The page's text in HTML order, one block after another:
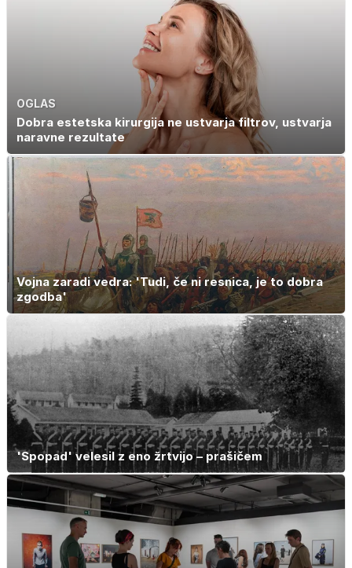
OGLAS
Dobra estetska kirurgija ne ustvarja filtrov, ustvarja
naravne rezultate
Vojna zaradi vedra: 'Tudi, če ni resnica, je to dobra
zgodba'
'Spopad' velesil z eno žrtvijo – prašičem